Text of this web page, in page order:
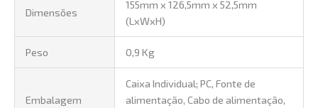
Dimensões
155mm x 126,5mm x 52,5mm
(LxWxH)
Peso 0,9 Kg
Embalagem
Caixa Individual; PC, Fonte de
alimentação, Cabo de alimentação,